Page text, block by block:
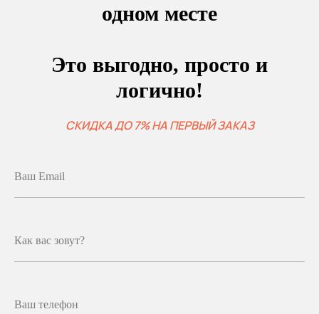
одном месте
Это выгодно, просто и
логично!
СКИДКА ДО 7% НА ПЕРВЫЙ ЗАКАЗ
Ваш Email
Как вас зовут?
Ваш телефон